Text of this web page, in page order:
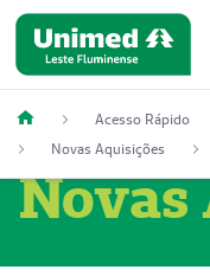
Acesso Rápido
Novas Aquisições
Novas